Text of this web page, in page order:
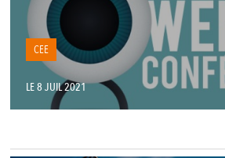
CEE
LE 8 JUIL 2021